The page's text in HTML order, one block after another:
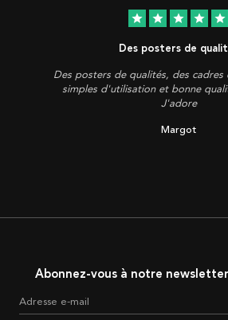
star star star star star
Des posters de
Des posters de qualités, des
simples d'utilisation et bonne
J'adore
Margot
Abonnez-vous à notre newsletter
Adresse e-mail